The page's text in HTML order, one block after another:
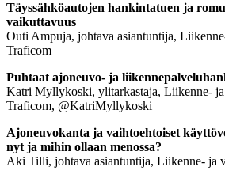
Täyssähköautojen hankintatuen ja
vaikuttavuus
Outi Ampuja, johtava asiantuntija,
Traficom
Puhtaat ajoneuvo- ja
Katri Myllykoski, ylitarkastaja, Liikenne-
Traficom, @KatriMyllykoski
Ajoneuvokanta ja vaihtoehtoiset
nyt ja mihin ollaan menossa?
Aki Tilli, johtava asiantuntija, Liikenne- ja